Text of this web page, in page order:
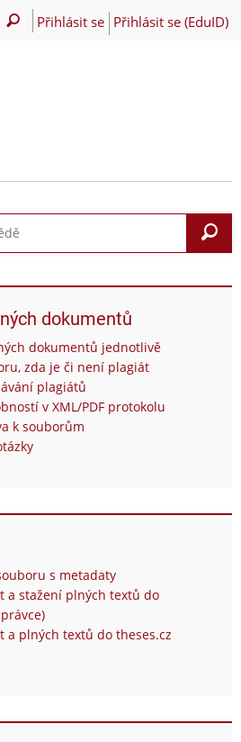
Přihlásit se Přihlásit se (EduID)
dokumentů
dokumentů jednotlivě
zda je či není plagiát
plagiátů
v XML/PDF protokolu
k souborům
s metadaty
a stažení plných textů do
a plných textů do theses.cz